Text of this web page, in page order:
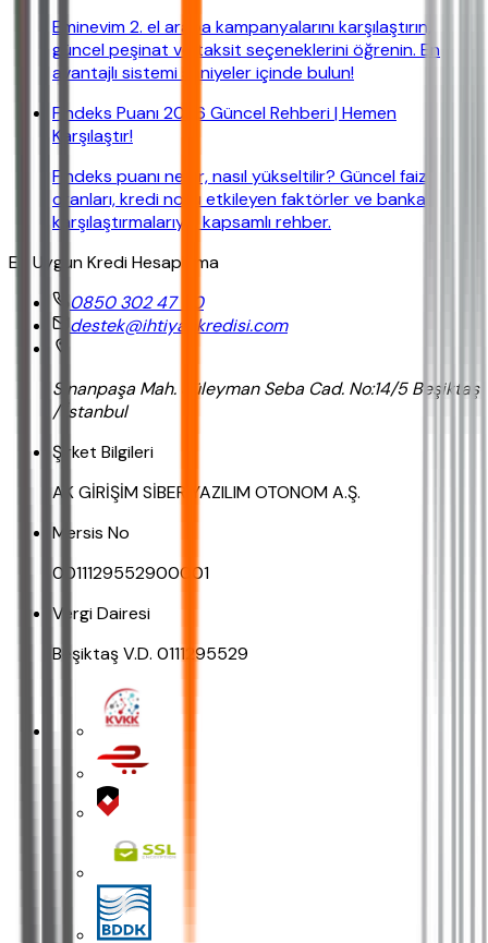
Eminevim 2. el araba kampanyalarını karşılaştırın,
güncel peşinat ve taksit seçeneklerini öğrenin. En
avantajlı sistemi saniyeler içinde bulun!
Findeks Puanı 2026 Güncel Rehberi | Hemen
Karşılaştır!
Findeks puanı nedir, nasıl yükseltilir? Güncel faiz
oranları, kredi notu etkileyen faktörler ve banka
karşılaştırmalarıyla kapsamlı rehber.
En Uygun Kredi Hesaplama
0850 302 47 90
destek@ihtiyackredisi.com
Sinanpaşa Mah. Süleyman Seba Cad. No:14/5 Beşiktaş
/ İstanbul
Şirket Bilgileri
AK GİRİŞİM SİBER YAZILIM OTONOM A.Ş.
Mersis No
0011129552900001
Vergi Dairesi
Beşiktaş V.D. 0111295529